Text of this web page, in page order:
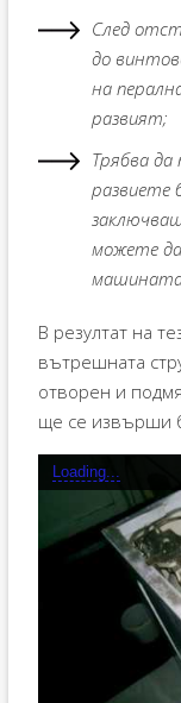
След
до
на
развият;
Трябва
развиете
можете
В резултат на
вътрешната
отворен и
ще се извърши
Loading...